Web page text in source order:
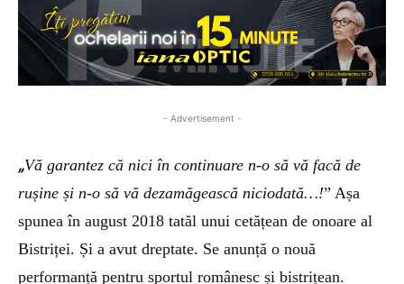
- Advertisement -
„Vă garantez că nici în continuare n-o să vă facă de
rușine și n-o să vă dezamăgească niciodată…!” Așa
spunea în august 2018 tatăl unui cetățean de onoare al
Bistriței. Și a avut dreptate. Se anunță o nouă
performanță pentru sportul românesc și bistrițean.